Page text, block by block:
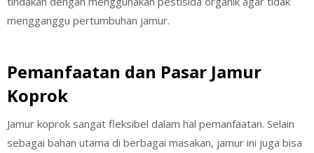
mengganggu pertumbuhan jamur.
Pemanfaatan dan Pasar Jamur
Koprok
Jamur koprok sangat fleksibel dalam hal pemanfaatan. Selain
sebagai bahan utama di berbagai masakan, jamur ini juga bisa